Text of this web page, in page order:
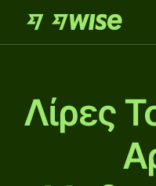
Λίρες